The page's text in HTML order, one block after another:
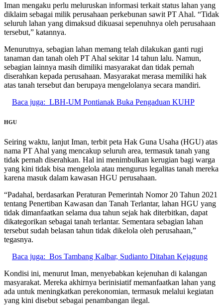
Iman mengaku perlu meluruskan informasi terkait status lahan yang
diklaim sebagai milik perusahaan perkebunan sawit PT Ahal. “Tidak
seluruh lahan yang dimaksud dikuasai sepenuhnya oleh perusahaan
tersebut,” katannya.
Menurutnya, sebagian lahan memang telah dilakukan ganti rugi
tanaman dan tanah oleh PT Ahal sekitar 14 tahun lalu. Namun,
sebagian lainnya masih dimiliki masyarakat dan tidak pernah
diserahkan kepada perusahaan. Masyarakat merasa memiliki hak
atas tanah tersebut dan berupaya mengelolanya secara mandiri.
Baca juga: LBH-UM Pontianak Buka Pengaduan KUHP
HGU
Seiring waktu, lanjut Iman, terbit peta Hak Guna Usaha (HGU) atas
nama PT Ahal yang mencakup seluruh area, termasuk tanah yang
tidak pernah diserahkan. Hal ini menimbulkan kerugian bagi warga
yang kini tidak bisa mengelola atau mengurus legalitas tanah mereka
karena masuk dalam kawasan HGU perusahaan.
“Padahal, berdasarkan Peraturan Pemerintah Nomor 20 Tahun 2021
tentang Penertiban Kawasan dan Tanah Terlantar, lahan HGU yang
tidak dimanfaatkan selama dua tahun sejak hak diterbitkan, dapat
dikategorikan sebagai tanah terlantar. Sementara sebagian lahan
tersebut sudah belasan tahun tidak dikelola oleh perusahaan,”
tegasnya.
Baca juga: Bos Tambang Kalbar, Sudianto Ditahan Kejagung
Kondisi ini, menurut Iman, menyebabkan kejenuhan di kalangan
masyarakat. Mereka akhirnya berinisiatif memanfaatkan lahan yang
ada untuk meningkatkan perekonomian, termasuk melalui kegiatan
yang kini disebut sebagai penambangan ilegal.